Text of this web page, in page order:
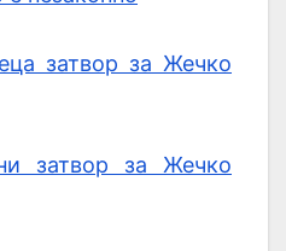
затвор за Жечко
затвор за Жечко